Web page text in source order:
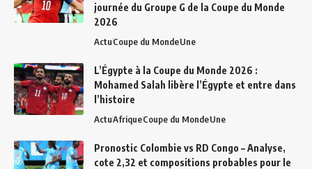
journée du Groupe G de la Coupe du Monde
2026
ActuCoupe du MondeUne
L’Égypte à la Coupe du Monde 2026 :
Mohamed Salah libère l’Égypte et entre dans
l’histoire
ActuAfriqueCoupe du MondeUne
Pronostic Colombie vs RD Congo – Analyse,
cote 2,32 et compositions probables pour le